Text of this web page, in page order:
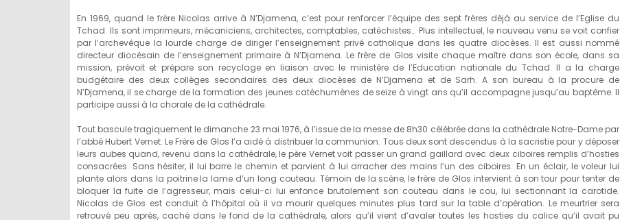
En 1969, quand le frère Nicolas arrive à N’Djamena, c’est pour renforcer l’équipe des sept frères déjà au service de l’Eglise du
Tchad. Ils sont imprimeurs, mécaniciens, architectes, comptables, catéchistes… Plus intellectuel, le nouveau venu se voit confier
par l’archevêque la lourde charge de diriger l’enseignement privé catholique dans les quatre diocèses. Il est aussi nommé
directeur diocésain de l’enseignement primaire à N’Djamena. Le frère de Glos visite chaque maître dans son école, dans sa
mission, prévoit et prépare son recyclage en liaison avec le ministère de l’Education nationale du Tchad. Il a la charge
budgétaire des deux collèges secondaires des deux diocèses de N’Djamena et de Sarh. A son bureau à la procure de
N’Djamena, il se charge de la formation des jeunes catéchumènes de seize à vingt ans qu’il accompagne jusqu’au baptême. Il
participe aussi à la chorale de la cathédrale.
Tout bascule tragiquement le dimanche 23 mai 1976, à l’issue de la messe de 8h30 célébrée dans la cathédrale Notre-Dame par
l’abbé Hubert Vernet. Le Frère de Glos l’a aidé à distribuer la communion. Tous deux sont descendus à la sacristie pour y déposer
leurs aubes quand, revenu dans la cathédrale, le père Vernet voit passer un grand gaillard avec deux ciboires remplis d’hosties
consacrées. Sans hésiter, il lui barre le chemin et parvient à lui arracher des mains l’un des ciboires. En un éclair, le voleur lui
plante alors dans la poitrine la lame d’un long couteau. Témoin de la scène, le frère de Glos intervient à son tour pour tenter de
bloquer la fuite de l’agresseur, mais celui-ci lui enfonce brutalement son couteau dans le cou, lui sectionnant la carotide.
Nicolas de Glos est conduit à l’hôpital où il va mourir quelques minutes plus tard sur la table d’opération. Le meurtrier sera
retrouvé peu après, caché dans le fond de la cathédrale, alors qu’il vient d’avaler toutes les hosties du calice qu’il avait pu